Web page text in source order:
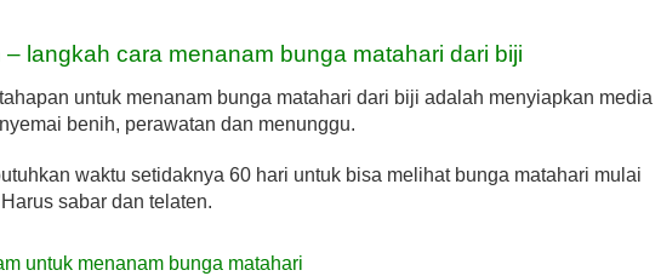
– langkah cara menanam bunga matahari dari biji
untuk menanam bunga matahari dari biji adalah menyiapkan media
benih, perawatan dan menunggu.
waktu setidaknya 60 hari untuk bisa melihat bunga matahari mulai
sabar dan telaten.
untuk menanam bunga matahari